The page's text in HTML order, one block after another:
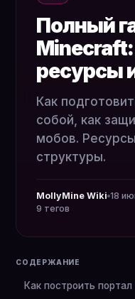
Полный
ресурсы
Как
собой, как
мобов.
структуры.
MollyMine Wiki 18
9 тегов
СОДЕРЖАНИЕ
Как построить